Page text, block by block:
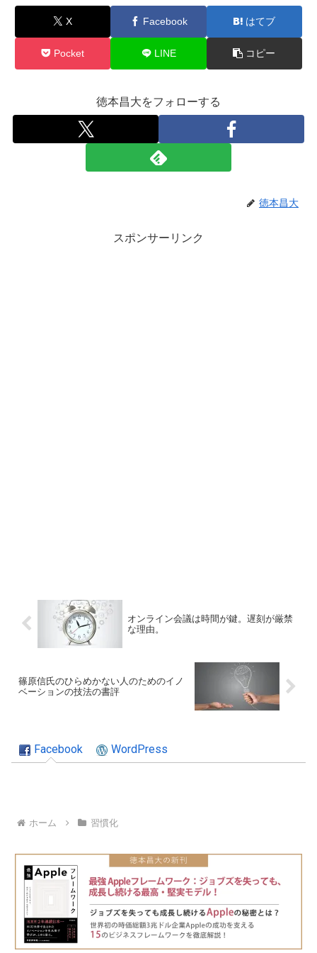
X Facebook はてブ
Pocket LINE コピー
徳本昌大をフォローする
徳本昌大
スポンサーリンク
オンライン会議は時間が鍵。遅刻が厳禁
な理由。
篠原信氏のひらめかない人のためのイノ
ベーションの技法の書評
Facebook WordPress
ホーム 習慣化